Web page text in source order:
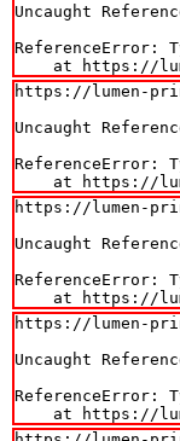
Uncaught
ReferenceError:
at https://
https://lumen-
Uncaught
ReferenceError:
at https://
https://lumen-
Uncaught
ReferenceError:
at https://
https://lumen-
Uncaught
ReferenceError:
at https://